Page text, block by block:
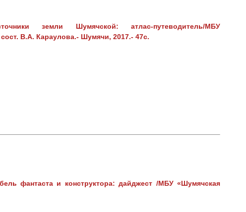
земли Шумячской: атлас-путеводитель/МБУ
В.А. Караулова.- Шумячи, 2017.- 47с.
фантаста и конструктора: дайджест /МБУ «Шумячская